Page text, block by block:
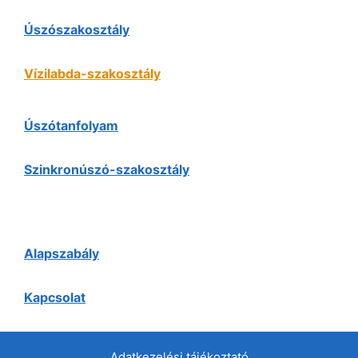
Úszószakosztály
Vízilabda-szakosztály
Úszótanfolyam
Szinkronúszó-szakosztály
Alapszabály
Kapcsolat